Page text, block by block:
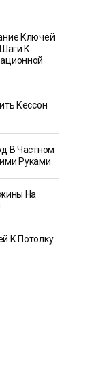
Ключей
К
Кессон
В Частном
Руками
На
К Потолку